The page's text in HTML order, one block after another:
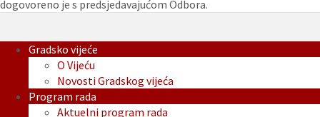
dogovoreno je s predsjedavajućom Odbora.
Gradsko vijeće
O Vijeću
Novosti Gradskog vijeća
Program rada
Aktuelni program rada